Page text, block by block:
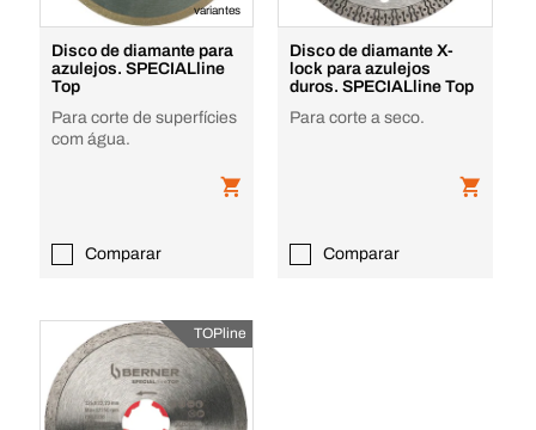
variantes
Disco de diamante para
azulejos. SPECIALline
Top
Para corte de superfícies
com água.
Comparar
Disco de diamante X-
lock para azulejos
duros. SPECIALline Top
Para corte a seco.
Comparar
TOPline